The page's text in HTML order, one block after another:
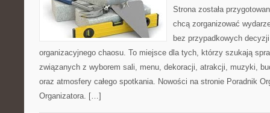
Strona została
chcą zorganizować
bez przypadkowych
organizacyjnego chaosu. To miejsce dla tych, którzy szukają
związanych z wyborem sali, menu, dekoracji, atrakcji, muzyki,
oraz atmosfery całego spotkania. Nowości na stronie Poradnik
Organizatora. […]